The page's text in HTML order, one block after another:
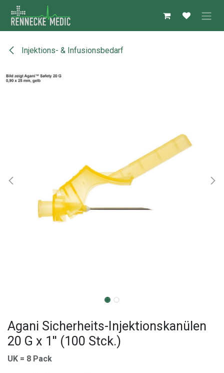
Zum Inhalt springen
Injektions- & Infusionsbedarf
Agani Sicherheits-Injektionskanülen
20 G x 1'' (100 Stck.)
UK = 8 Pack